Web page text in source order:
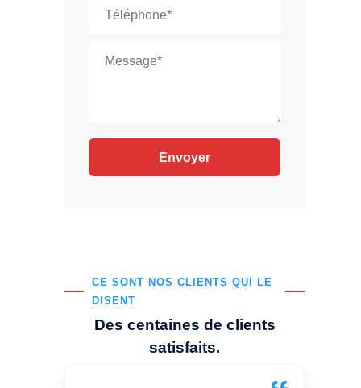
CE SONT NOS CLIENTS QUI LE
DISENT
Des centaines de clients
satisfaits.